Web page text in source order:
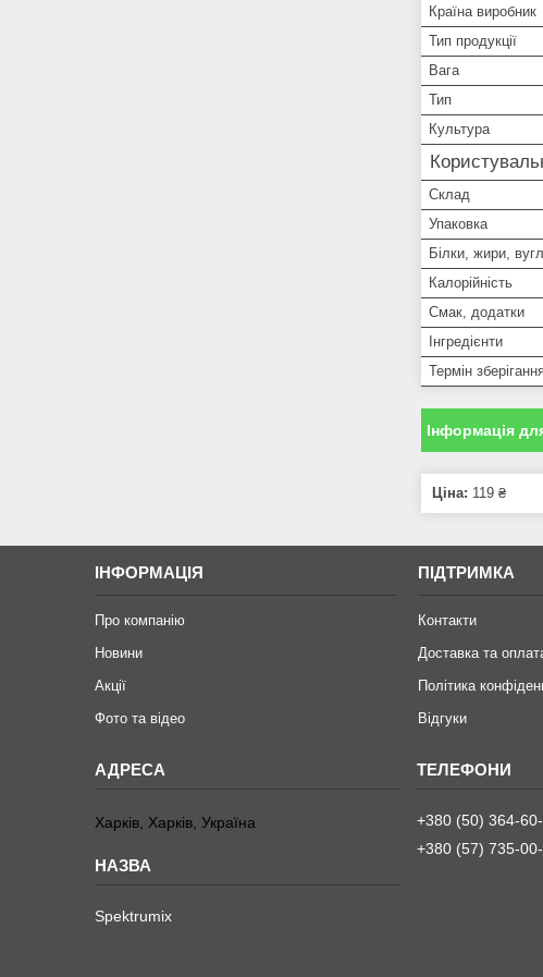
Країна виробник
Тип продукції
Вага
Тип
Культура
Склад
Упаковка
Білки, жири,
Калорійність
Смак, додатки
Інгредієнти
Термін
Інформація
Ціна: 119 ₴
ІНФОРМАЦІЯ
Про компанію
Новини
Акції
Фото та відео
ПІДТРИМКА
Контакти
Доставка та
Політика
Відгуки
Харків, Харків, Україна
Spektrumix
+380 (50) 364-
+380 (57) 735-